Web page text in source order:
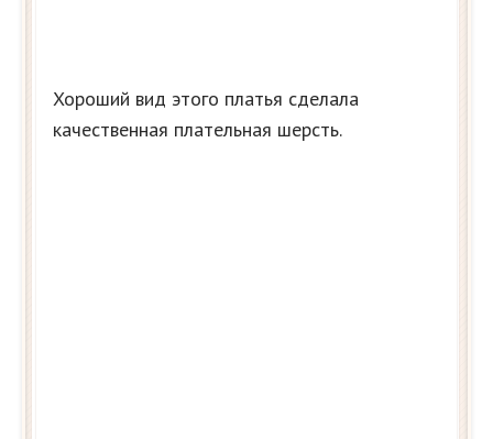
Хороший вид этого платья сделала
качественная плательная шерсть.